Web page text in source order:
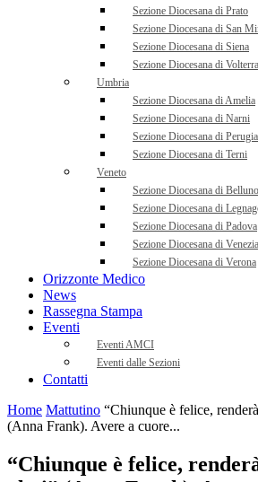
Sezione Diocesana di Prato
Sezione Diocesana di San
Sezione Diocesana di Siena
Sezione Diocesana di Volterra
Umbria
Sezione Diocesana di Amelia
Sezione Diocesana di Narni
Sezione Diocesana di Perugia
Sezione Diocesana di Terni
Veneto
Sezione Diocesana di Belluno
Sezione Diocesana di
Sezione Diocesana di Padova
Sezione Diocesana di Venezia
Sezione Diocesana di Verona
Orizzonte Medico
News
Rassegna Stampa
Eventi
Eventi AMCI
Eventi dalle Sezioni
Contatti
Home Mattutino “Chiunque è felice,
(Anna Frank). Avere a cuore...
“Chiunque è felice,